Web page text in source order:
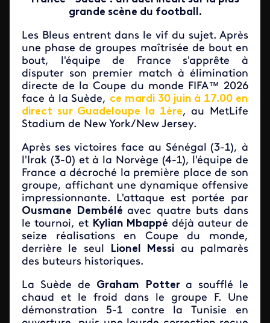
grande scène du football.
Les Bleus entrent dans le vif du sujet. Après
une phase de groupes maîtrisée de bout en
bout, l'équipe de France s'apprête à
disputer son premier match à élimination
directe de la Coupe du monde FIFA™ 2026
face à la Suède, ce mardi 30 juin à 17.00 en
direct sur Guadeloupe la 1ère, au MetLife
Stadium de New York/New Jersey.
Après ses victoires face au Sénégal (3-1), à
l'Irak (3-0) et à la Norvège (4-1), l'équipe de
France a décroché la première place de son
groupe, affichant une dynamique offensive
impressionnante. L'attaque est portée par
Ousmane Dembéléavec quatre buts dans
le tournoi, et Kylian Mbappé déjà auteur de
seize réalisations en Coupe du monde,
derrière le seul
Lionel Messi au palmarès
des buteurs historiques.
La Suède de Graham Potter a soufflé le
chaud et le froid dans le groupe F. Une
démonstration 5-1 contre la Tunisie en